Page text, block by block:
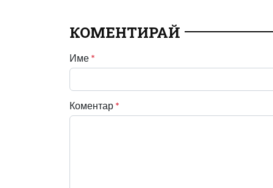
КОМЕНТИРАЙ
Име *
Коментар *